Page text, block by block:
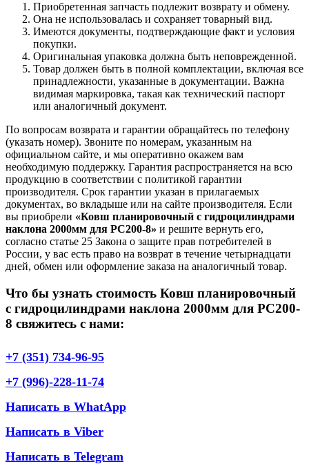
Приобретенная запчасть подлежит возврату и обмену.
Она не использовалась и сохраняет товарный вид.
Имеются документы, подтверждающие факт и условия
покупки.
Оригинальная упаковка должна быть неповрежденной.
Товар должен быть в полной комплектации, включая все
принадлежности, указанные в документации. Важна
видимая маркировка, такая как технический паспорт
или аналогичный документ.
По вопросам возврата и гарантии обращайтесь по телефону
(указать номер). Звоните по номерам, указанным на
официальном сайте, и мы оперативно окажем вам
необходимую поддержку. Гарантия распространяется на всю
продукцию в соответствии с политикой гарантии
производителя. Срок гарантии указан в прилагаемых
документах, во вкладыше или на сайте производителя. Если
вы приобрели «Ковш планировочный с гидроцилиндрами
наклона 2000мм для PC200-8» и решите вернуть его,
согласно статье 25 Закона о защите прав потребителей в
России, у вас есть право на возврат в течение четырнадцати
дней, обмен или оформление заказа на аналогичный товар.
Что бы узнать стоимость Ковш планировочный
с гидроцилиндрами наклона 2000мм для PC200-
8 свяжитесь с нами:
+7 (351) 734-96-95
+7 (996)-228-11-74
Написать в WhatApp
Написать в Viber
Написать в Telegram